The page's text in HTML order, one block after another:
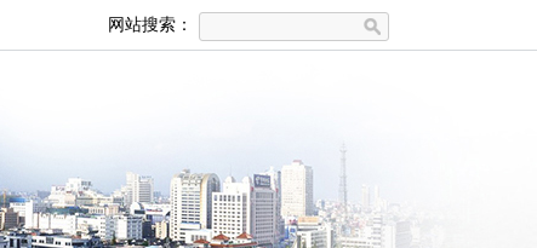
网站搜索：